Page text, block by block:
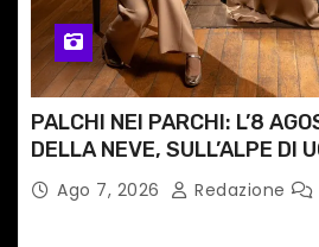
PALCHI NEI PARCHI: L’8
DELLA NEVE, SULL’ALPE DI
L’ALLINEA STRING QUARTET
Ago 7, 2026 Redazione